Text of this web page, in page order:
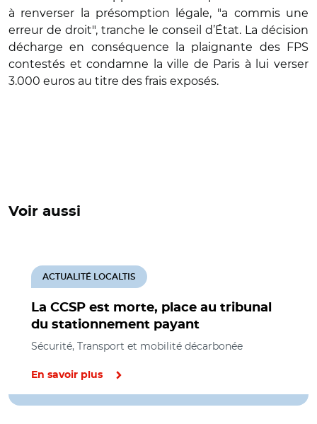
à renverser la présomption légale, "a commis une
erreur de droit", tranche le conseil d’État. La décision
décharge en conséquence la plaignante des FPS
contestés et condamne la ville de Paris à lui verser
3.000 euros au titre des frais exposés.
Voir aussi
La CCSP est morte, place au tribunal
du stationnement payant
ACTUALITÉ LOCALTIS
Sécurité, Transport et mobilité décarbonée
En savoir plus